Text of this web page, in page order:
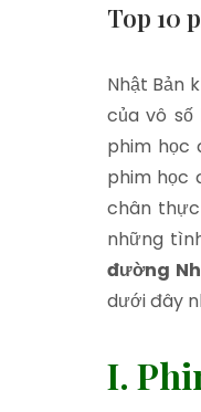
Top 10
Nhật Bản
của vô số
phim học
phim học
chân
những
đường
dưới đây
I.